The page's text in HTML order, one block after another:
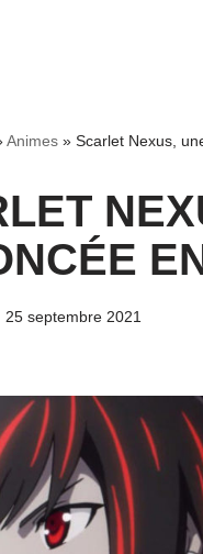
Animes » Scarlet Nexus,
25 septembre 2021